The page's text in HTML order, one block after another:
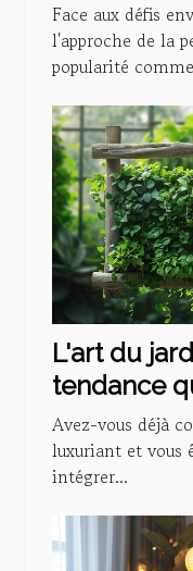
Face aux défis
l'approche de la
popularité
L'art du
tendance
Avez-vous déjà
luxuriant et vous
intégrer...